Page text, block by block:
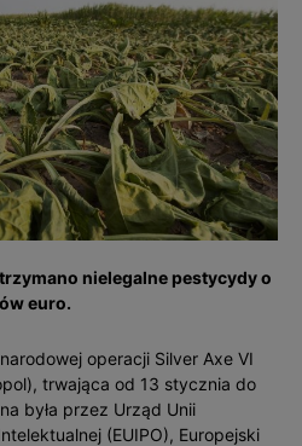
nielegalne pestycydy o
euro.
operacji Silver Axe VI
trwająca od 13 stycznia do
była przez Urząd Unii
(EUIPO), Europejski